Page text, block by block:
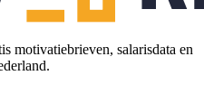
motivatiebrieven, salarisdata en